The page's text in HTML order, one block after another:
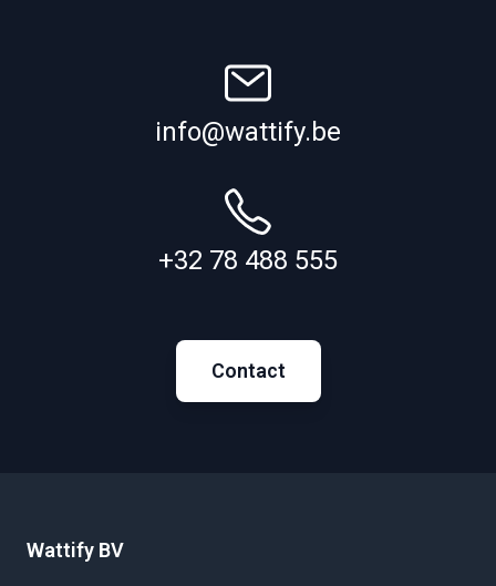
info@wattify.be
+32 78 488 555
Contact
Wattify BV